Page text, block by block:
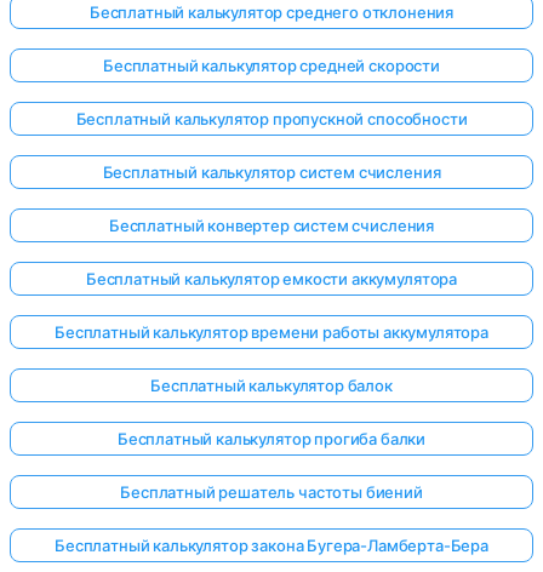
Бесплатный калькулятор среднего отклонения
Бесплатный калькулятор средней скорости
Бесплатный калькулятор пропускной способности
Бесплатный калькулятор систем счисления
Бесплатный конвертер систем счисления
Бесплатный калькулятор емкости аккумулятора
Бесплатный калькулятор времени работы аккумулятора
Бесплатный калькулятор балок
Бесплатный калькулятор прогиба балки
Бесплатный решатель частоты биений
Бесплатный калькулятор закона Бугера-Ламберта-Бера